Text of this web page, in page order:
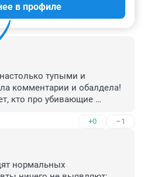
в профиле
тупыми и
комментарии и обалдела!
кто про убивающие
медики болеют. У онкологов
болят зубы, и так далее.
не излечим. Да и самим
+0 –1
нормальных